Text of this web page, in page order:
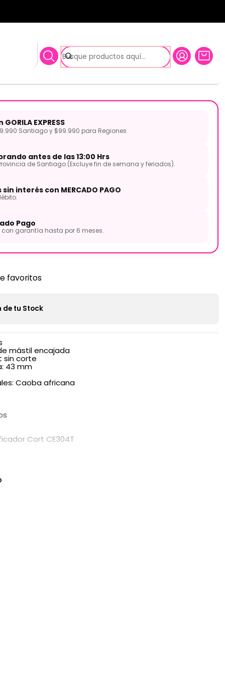
Negra AD810E-
EXPRESS
Santiago y $99.990 para Regiones
antes de las 13:00 Hrs
de Santiago (Excluye fin de semana y feriados).
interés con MERCADO PAGO
Pago
garantía hasta por 6 meses.
favoritos
tu Stock
mástil encajada
sin corte
43 mm
Caoba africana
Cort CE304T